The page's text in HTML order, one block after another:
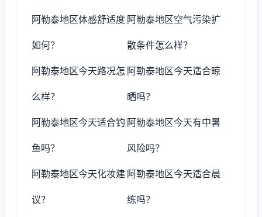
阿勒泰地区体感舒适度
如何？
阿勒泰地区空气污染扩
散条件怎么样？
阿勒泰地区今天路况怎
么样？
阿勒泰地区今天适合晾
晒吗？
阿勒泰地区今天适合钓
鱼吗？
阿勒泰地区今天有中暑
风险吗？
阿勒泰地区今天化妆建
议？
阿勒泰地区今天适合晨
练吗？